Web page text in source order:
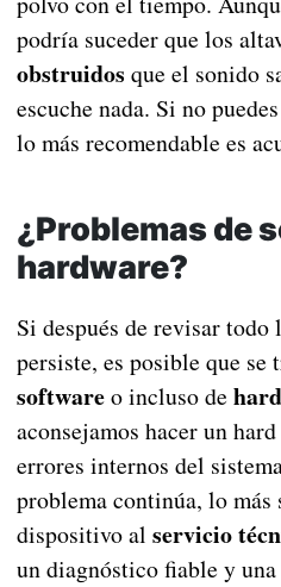
podría suceder que los
obstruidos que el sonido
escuche nada. Si no
lo más recomendable es
¿Problemas de
hardware?
Si después de revisar
persiste, es posible que se
softwareo incluso de
aconsejamos hacer un
errores internos del
problema continúa, lo más
dispositivo al servicio
un diagnóstico fiable y